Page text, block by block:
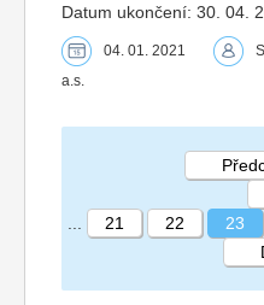
Datum ukončení: 30. 04.
04. 01. 2021
a.s.
21 22 23